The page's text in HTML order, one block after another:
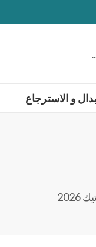
و الاسترجاع